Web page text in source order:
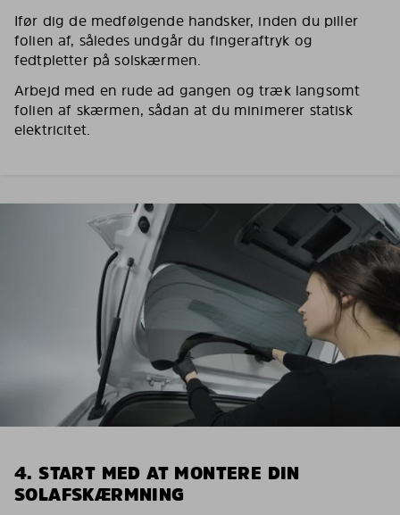
Ifør dig de medfølgende handsker, inden du piller
folien af, således undgår du fingeraftryk og
fedtpletter på solskærmen.
Arbejd med en rude ad gangen og træk langsomt
folien af skærmen, sådan at du minimerer statisk
elektricitet.
4. START MED AT MONTERE DIN
SOLAFSKÆRMNING